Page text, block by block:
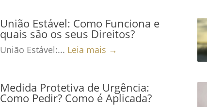
União Estável: Como Funciona e
quais são os seus Direitos?
União Estável:... Leia mais →
Medida Protetiva de Urgência:
Como Pedir? Como é Aplicada?